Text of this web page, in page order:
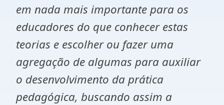
em nada mais importante para os
educadores do que conhecer estas
teorias e escolher ou fazer uma
agregação de algumas para auxiliar
o desenvolvimento da prática
pedagógica, buscando assim a